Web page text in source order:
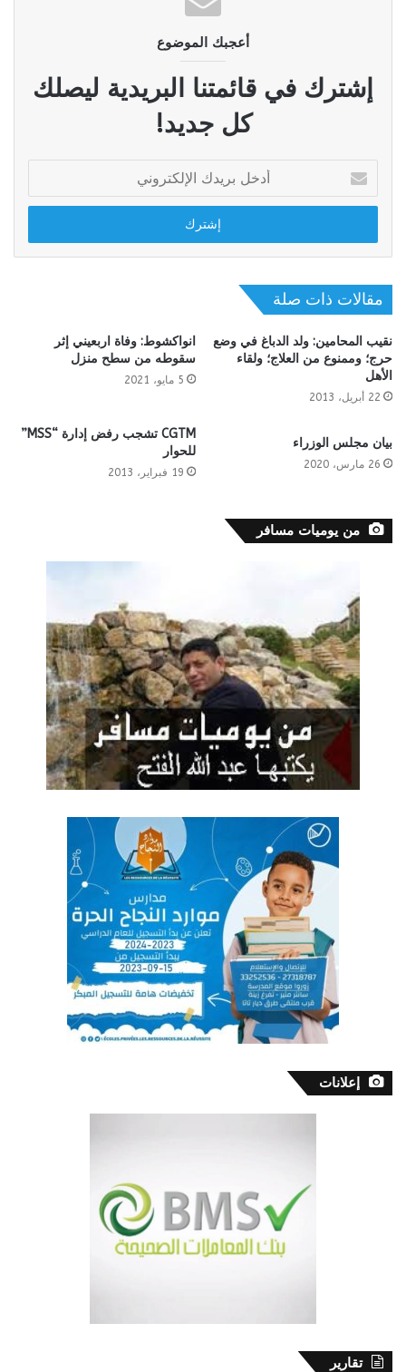
أعجبك الموضوع
إشترك في قائمتنا البريدية ليصلك
كل جديد!
بريدك
الإلكتروني
مقالات ذات صلة
نقيب المحامين: ولد الدباغ في وضع
حرج؛ وممنوع من العلاج؛ ولقاء
الأهل
22 أبريل، 2013
انواكشوط: وفاة اربعيني إثر
سقوطه من سطح منزل
5 مايو، 2021
بيان مجلس الوزراء
26 مارس، 2020
CGTM تشجب رفض إدارة “MSS”
للحوار
19 فبراير، 2013
من يوميات مسافر
إعلانات
تقارير